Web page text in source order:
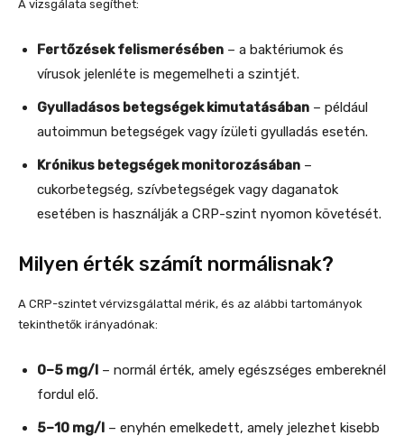
A vizsgálata segíthet:
Fertőzések felismerésében – a baktériumok és
vírusok jelenléte is megemelheti a szintjét.
Gyulladásos betegségek kimutatásában – például
autoimmun betegségek vagy ízületi gyulladás esetén.
Krónikus betegségek monitorozásában –
cukorbetegség, szívbetegségek vagy daganatok
esetében is használják a CRP-szint nyomon követését.
Milyen érték számít normálisnak?
A CRP-szintet vérvizsgálattal mérik, és az alábbi tartományok
tekinthetők irányadónak:
0–5 mg/l – normál érték, amely egészséges embereknél
fordul elő.
5–10 mg/l – enyhén emelkedett, amely jelezhet kisebb